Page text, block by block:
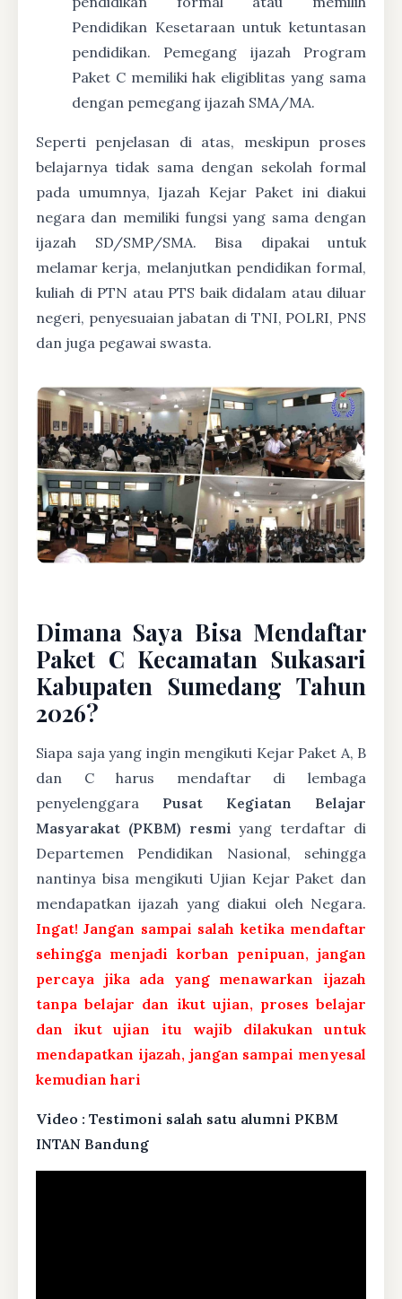
Pendidikan Kesetaraan untuk ketuntasan
pendidikan. Pemegang ijazah Program
Paket C memiliki hak eligiblitas yang sama
dengan pemegang ijazah SMA/MA.
Seperti penjelasan di atas, meskipun proses
belajarnya tidak sama dengan sekolah formal
pada umumnya, Ijazah Kejar Paket ini diakui
negara dan memiliki fungsi yang sama dengan
ijazah SD/SMP/SMA. Bisa dipakai untuk
melamar kerja, melanjutkan pendidikan formal,
kuliah di PTN atau PTS baik didalam atau diluar
negeri, penyesuaian jabatan di TNI, POLRI, PNS
dan juga pegawai swasta.
Dimana Saya Bisa Mendaftar
Paket C Kecamatan Sukasari
Kabupaten Sumedang Tahun
2026?
Siapa saja yang ingin mengikuti Kejar Paket A, B
dan C harus mendaftar di lembaga
penyelenggara Pusat Kegiatan Belajar
Masyarakat (PKBM) resmi yang terdaftar di
Departemen Pendidikan Nasional, sehingga
nantinya bisa mengikuti Ujian Kejar Paket dan
mendapatkan ijazah yang diakui oleh Negara.
Ingat! Jangan sampai salah ketika mendaftar
sehingga menjadi korban penipuan, jangan
percaya jika ada yang menawarkan ijazah
tanpa belajar dan ikut ujian, proses belajar
dan ikut ujian itu wajib dilakukan untuk
mendapatkan ijazah, jangan sampai menyesal
kemudian hari
Video : Testimoni salah satu alumni PKBM
INTAN Bandung